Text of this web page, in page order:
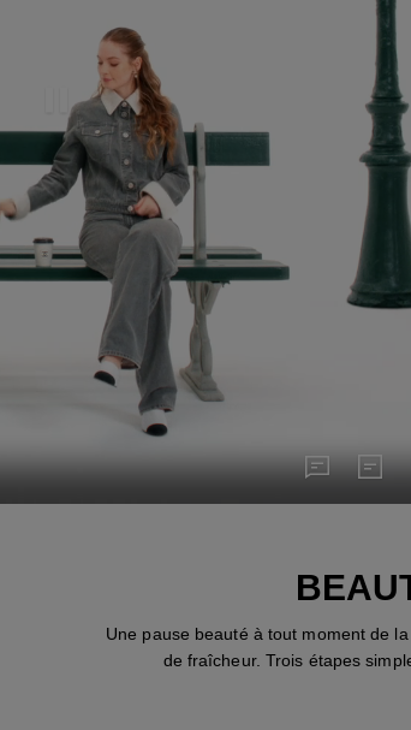
Mettre cette vidéo en pause
sous-titres
Une pause beauté à tout moment de
de fraîcheur. Trois étapes